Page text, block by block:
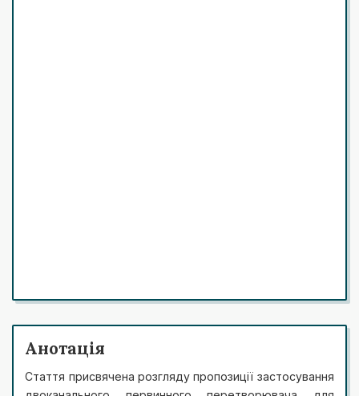
Анотація
Стаття присвячена розгляду пропозиції застосування